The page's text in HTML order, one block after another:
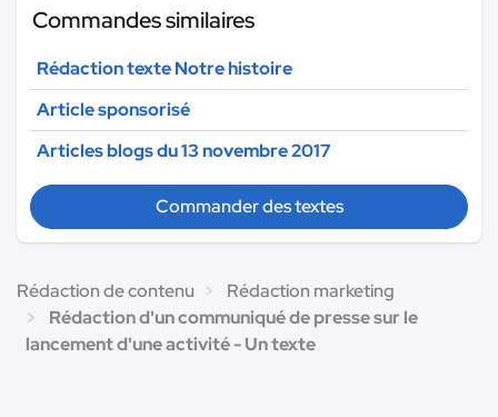
Commandes similaires
Rédaction texte Notre histoire
Article sponsorisé
Articles blogs du 13 novembre 2017
Commander des textes
Rédaction de contenu
Rédaction marketing
Rédaction d'un communiqué de presse sur le
lancement d'une activité - Un texte